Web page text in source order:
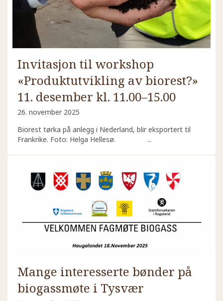
Invitasjon til workshop
«Produktutvikling av biorest?»
11. desember kl. 11.00–15.00
26. november 2025
Biorest tørka på anlegg i Nederland, blir eksportert til
Frankrike. Foto: Helga Hellesø. ...
Mange interesserte bønder på
biogassmøte i Tysvær